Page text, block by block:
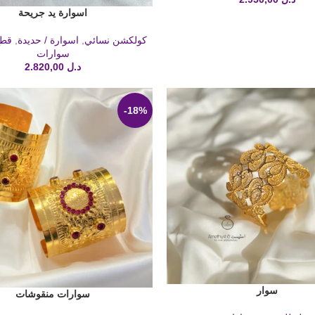
اسوارة يد جريحة
كولكشن نسائي اسوارة / حديدة
سوارات
د.ل
سوار
-18%
إضافة إلى السلةسوارات منقوشات